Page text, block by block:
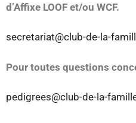
d’Affixe LOOF et/ou WCF.
secretariat@club-de-la-
Pour toutes questions
pedigrees@club-de-la-